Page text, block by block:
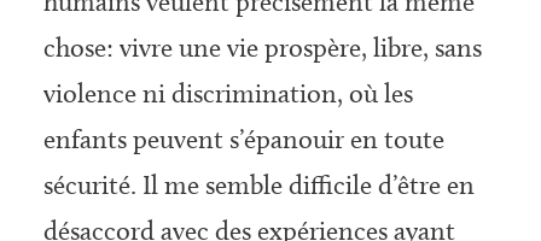
chose: vivre une vie prospère, libre, sans
violence ni discrimination, où les
enfants peuvent s’épanouir en toute
sécurité. Il me semble difficile d’être en
désaccord avec des expériences ayant